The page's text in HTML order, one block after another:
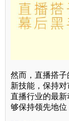
然而，直播搭
新技能，保持
直播行业的最
够保持领先地位